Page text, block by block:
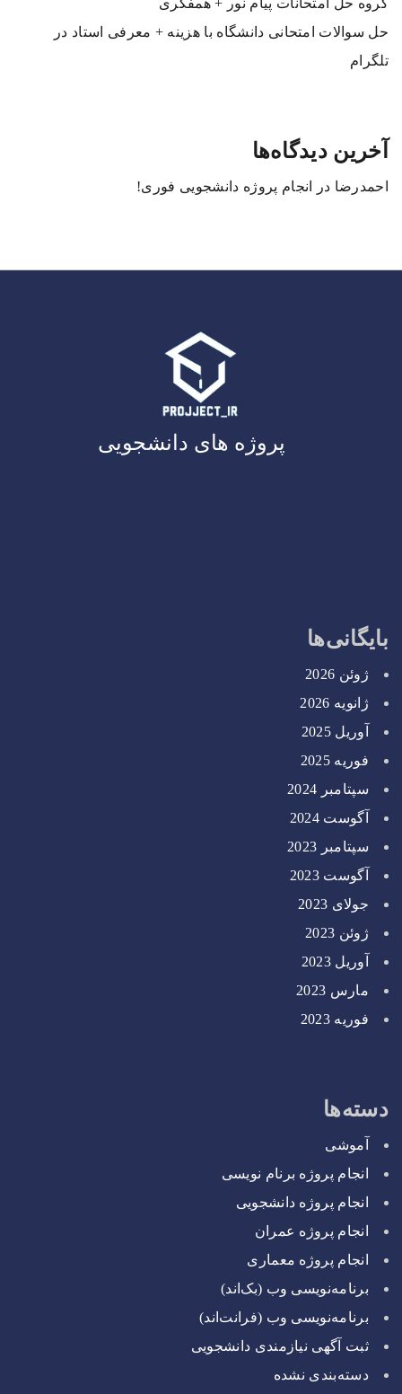
حل سوالات امتحانی دانشگاه با هزینه + معرفی استاد در
تلگرام
آخرین دیدگاه‌ها
احمدرضا در انجام پروژه دانشجویی فوری!
پروژه های دانشجویی
بایگانی‌ها
ژوئن 2026
ژانویه 2026
آوریل 2025
فوریه 2025
سپتامبر 2024
آگوست 2024
سپتامبر 2023
آگوست 2023
جولای 2023
ژوئن 2023
آوریل 2023
مارس 2023
فوریه 2023
دسته‌ها
آموشی
انجام پروژه برنام نویسی
انجام پروژه دانشجویی
انجام پروژه عمران
انجام پروژه معماری
برنامه‌نویسی وب (بک‌اند)
برنامه‌نویسی وب (فرانت‌اند)
ثبت آگهی نیازمندی دانشجویی
دسته‌بندی نشده